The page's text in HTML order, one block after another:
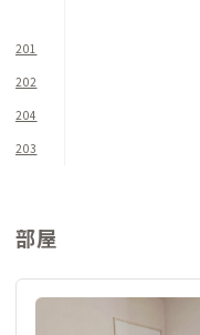
個室は1階に1部屋、2階
チェアを完備し、快適に
っています。個室の鍵は
※各個室のミニキッチン
201
202
204
203
部屋